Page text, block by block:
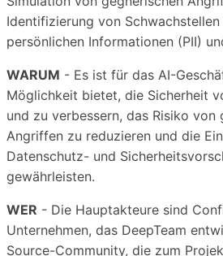
Identifizierung von
persönlichen Informationen (PII)
WARUM - Es ist für das AI-
Möglichkeit bietet, die Sicherheit
und zu verbessern, das Risiko von
Angriffen zu reduzieren und die
Datenschutz- und
gewährleisten.
WER - Die Hauptakteure sind
Unternehmen, das DeepTeam
Source-Community, die zum